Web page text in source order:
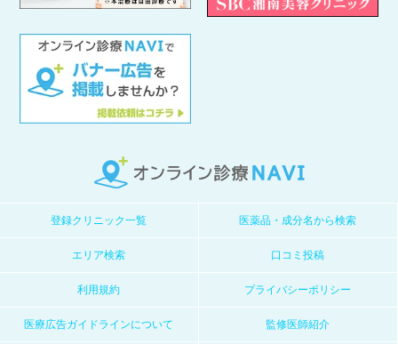
登録クリニック一覧 医薬品・成分名から検索
エリア検索 口コミ投稿
利用規約 プライバシーポリシー
医療広告ガイドラインについて 監修医師紹介